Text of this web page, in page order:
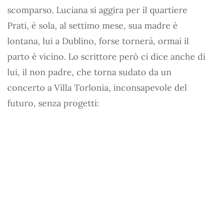
scomparso. Luciana si aggira per il quartiere
Prati, è sola, al settimo mese, sua madre è
lontana, lui a Dublino, forse tornerà, ormai il
parto è vicino. Lo scrittore però ci dice anche di
lui, il non padre, che torna sudato da un
concerto a Villa Torlonia, inconsapevole del
futuro, senza progetti: